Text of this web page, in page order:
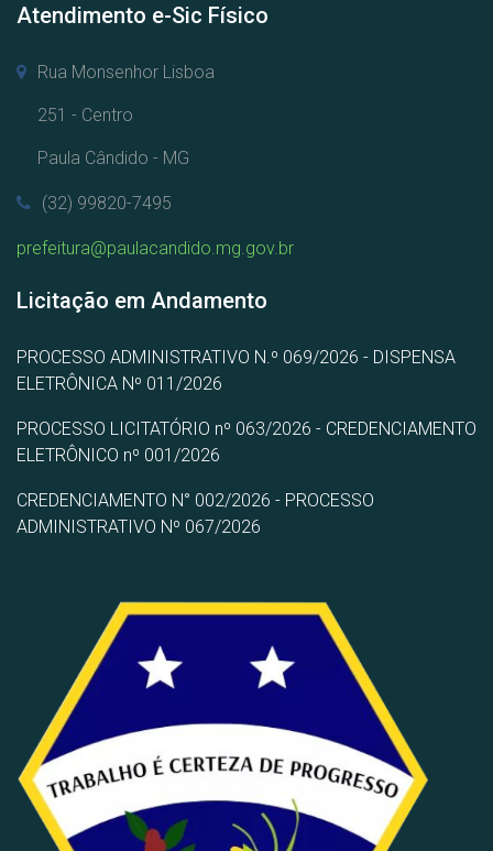
Atendimento e-Sic Físico
Rua Monsenhor Lisboa
251 - Centro
Paula Cândido - MG
(32) 99820-7495
prefeitura@paulacandido.mg.gov.br
Licitação em Andamento
PROCESSO ADMINISTRATIVO N.º 069/2026 - DISPENSA
ELETRÔNICA Nº 011/2026
PROCESSO LICITATÓRIO nº 063/2026 - CREDENCIAMENTO
ELETRÔNICO nº 001/2026
CREDENCIAMENTO N° 002/2026 - PROCESSO
ADMINISTRATIVO Nº 067/2026